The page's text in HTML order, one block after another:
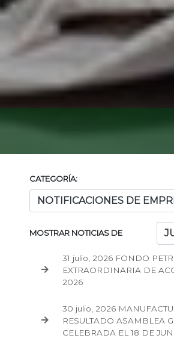
CATEGORÍA:
MOSTRAR NOTICIAS DE
31 julio, 2026 FONDO
EXTRAORDINARIA DE
2026
30 julio, 2026
RESULTADO ASAMBLEA
CELEBRADA EL 18 DE